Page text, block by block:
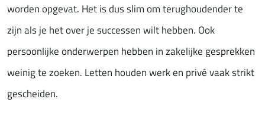
worden opgevat. Het is dus slim om terughoudender te
zijn als je het over je successen wilt hebben. Ook
persoonlijke onderwerpen hebben in zakelijke gesprekken
weinig te zoeken. Letten houden werk en privé vaak strikt
gescheiden.